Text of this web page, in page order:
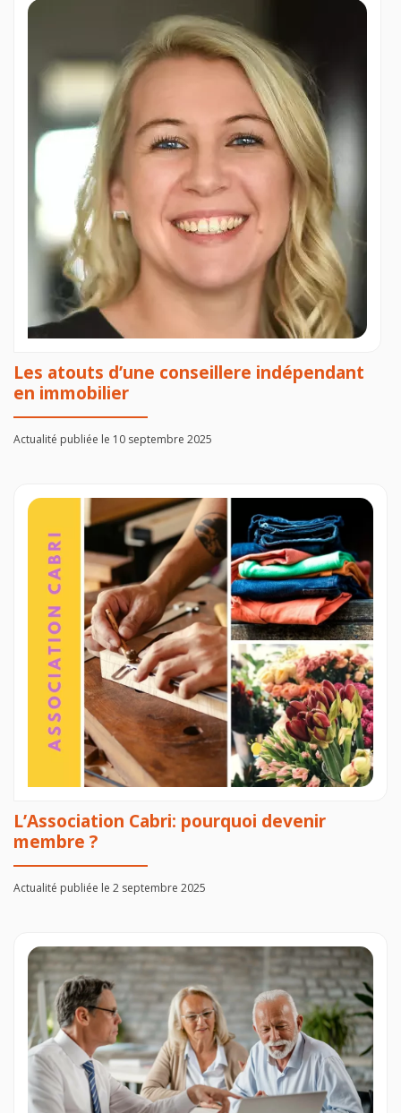
Les atouts d’une conseillere indépendant
en immobilier
Actualité publiée le 10 septembre 2025
L’Association Cabri: pourquoi devenir
membre ?
Actualité publiée le 2 septembre 2025